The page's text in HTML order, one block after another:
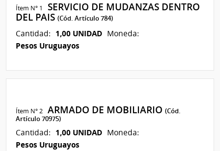
Ítem Nº 1
SERVICIO DE MUDANZAS DENTRO
DEL PAIS(Cód. Artículo 784)
Cantidad: 1,00 UNIDAD Moneda:
Pesos Uruguayos
Ítem Nº 2 ARMADO DE MOBILIARIO(Cód.
Artículo 70975)
Cantidad: 1,00 UNIDAD Moneda:
Pesos Uruguayos